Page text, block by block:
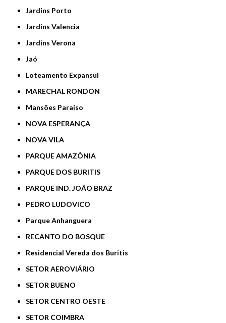
Jardins Porto
Jardins Valencia
Jardins Verona
Jaó
Loteamento Expansul
MARECHAL RONDON
Mansões Paraiso
NOVA ESPERANÇA
NOVA VILA
PARQUE AMAZÔNIA
PARQUE DOS BURITIS
PARQUE IND. JOÃO BRAZ
PEDRO LUDOVICO
Parque Anhanguera
RECANTO DO BOSQUE
Residencial Vereda dos Buritis
SETOR AEROVIÁRIO
SETOR BUENO
SETOR CENTRO OESTE
SETOR COIMBRA